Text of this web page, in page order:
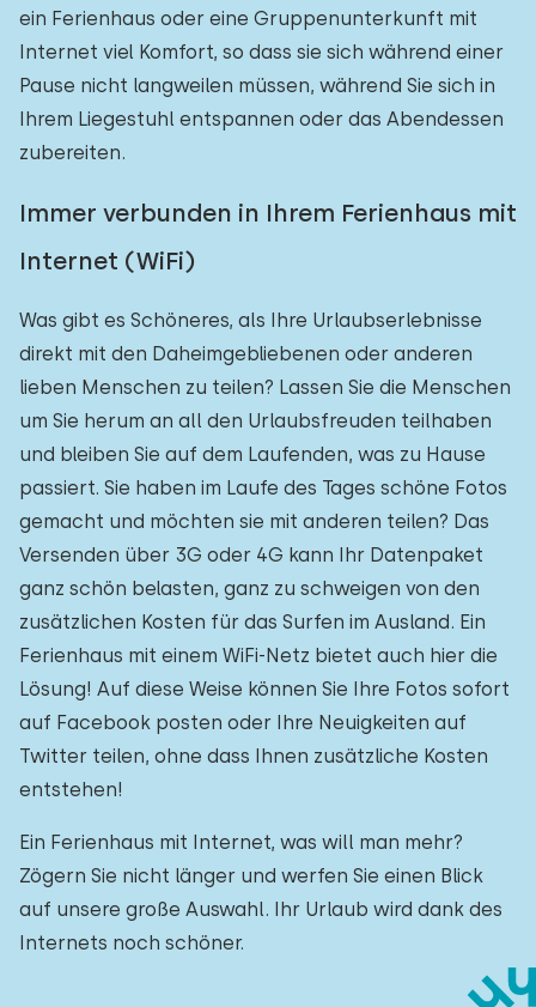
ein Ferienhaus oder eine Gruppenunterkunft mit
Internet viel Komfort, so dass sie sich während einer
Pause nicht langweilen müssen, während Sie sich in
Ihrem Liegestuhl entspannen oder das Abendessen
zubereiten.
Immer verbunden in Ihrem Ferienhaus mit
Internet (WiFi)
Was gibt es Schöneres, als Ihre Urlaubserlebnisse
direkt mit den Daheimgebliebenen oder anderen
lieben Menschen zu teilen? Lassen Sie die Menschen
um Sie herum an all den Urlaubsfreuden teilhaben
und bleiben Sie auf dem Laufenden, was zu Hause
passiert. Sie haben im Laufe des Tages schöne Fotos
gemacht und möchten sie mit anderen teilen? Das
Versenden über 3G oder 4G kann Ihr Datenpaket
ganz schön belasten, ganz zu schweigen von den
zusätzlichen Kosten für das Surfen im Ausland. Ein
Ferienhaus mit einem WiFi-Netz bietet auch hier die
Lösung! Auf diese Weise können Sie Ihre Fotos sofort
auf Facebook posten oder Ihre Neuigkeiten auf
Twitter teilen, ohne dass Ihnen zusätzliche Kosten
entstehen!
Ein Ferienhaus mit Internet, was will man mehr?
Zögern Sie nicht länger und werfen Sie einen Blick
auf unsere große Auswahl. Ihr Urlaub wird dank des
Internets noch schöner.